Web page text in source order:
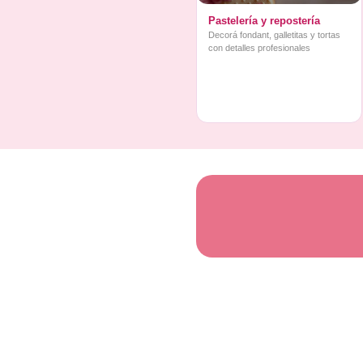
Pastelería y repostería
Decorá fondant, galletitas y tortas
con detalles profesionales